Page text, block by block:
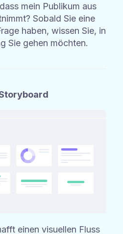
mein Publikum aus
Sobald Sie eine
haben, wissen Sie, in
Sie gehen möchten.
einen visuellen Fluss